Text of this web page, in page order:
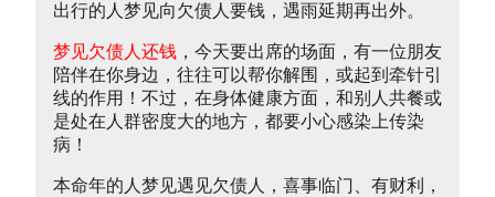
出行的人梦见向欠债人要钱，遇雨延期再出外。
梦见欠债人还钱 ，今天要出席的场面，有一位朋友
陪伴在你身边，往往可以帮你解围，或起到牵针引
线的作用！不过，在身体健康方面，和别人共餐或
是处在人群密度大的地方，都要小心感染上传染
病！
本命年的人梦见遇见欠债人，喜事临门、有财利，